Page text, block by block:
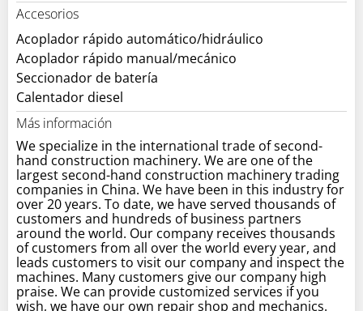
Accesorios
Acoplador rápido automático/hidráulico
Acoplador rápido manual/mecánico
Seccionador de batería
Calentador diesel
Más información
We specialize in the international trade of second-
hand construction machinery. We are one of the
largest second-hand construction machinery trading
companies in China. We have been in this industry for
over 20 years. To date, we have served thousands of
customers and hundreds of business partners
around the world. Our company receives thousands
of customers from all over the world every year, and
leads customers to visit our company and inspect the
machines. Many customers give our company high
praise. We can provide customized services if you
wish, we have our own repair shop and mechanics.